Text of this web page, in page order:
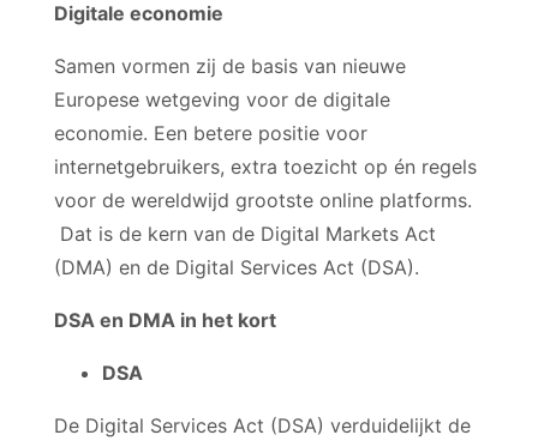
Digitale economie
Samen vormen zij de basis van nieuwe
Europese wetgeving voor de digitale
economie. Een betere positie voor
internetgebruikers, extra toezicht op én regels
voor de wereldwijd grootste online platforms.
Dat is de kern van de Digital Markets Act
(DMA) en de Digital Services Act (DSA).
DSA en DMA in het kort
DSA
De Digital Services Act (DSA) verduidelijkt de